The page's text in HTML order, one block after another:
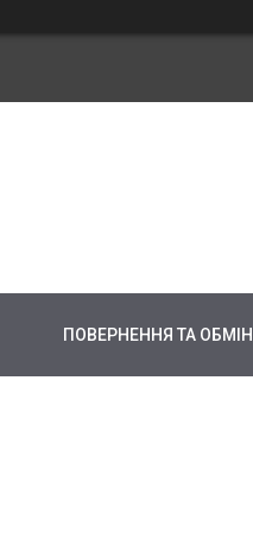
ПОВЕРНЕННЯ ТА ОБМІН